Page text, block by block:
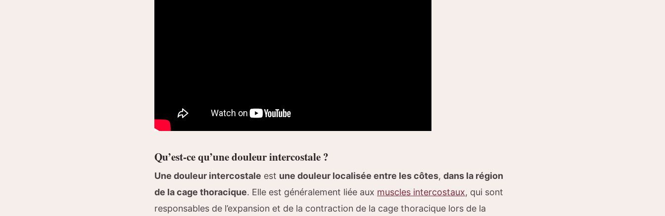
Qu’est-ce qu’une douleur intercostale ?
Une douleur intercostale est une douleur localisée entre les côtes, dans la région
de la cage thoracique. Elle est généralement liée aux muscles intercostaux, qui sont
responsables de l’expansion et de la contraction de la cage thoracique lors de la